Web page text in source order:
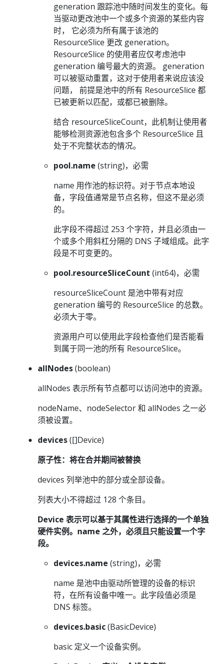
generation 跟踪池中随时间发生的变化。每
当驱动更改池中一个或多个资源的某些内容
时， 它必须为所有属于该池的
ResourceSlice 更改 generation。
ResourceSlice 的使用者应仅考虑池中
generation 编号最大的资源。 generation
可以被驱动重置，这对于使用者来说应该没
问题， 前提是池中的所有 ResourceSlice 都
已被更新以匹配，或都已被删除。
结合 resourceSliceCount，此机制让使用者
能够检测资源池包含多个 ResourceSlice 且
处于不完整状态的情况。
pool.name (string)，必需
name 用作池的标识符。对于节点本地设
备，字段值通常是节点名称，但这不是必须
的。
此字段不得超过 253 个字符，并且必须由一
个或多个用斜杠分隔的 DNS 子域组成。此字
段是不可变更的。
pool.resourceSliceCount (int64)，必需
resourceSliceCount 是池中带有对应
generation 编号的 ResourceSlice 的总数。
必须大于零。
资源用户可以使用此字段检查他们是否能看
到属于同一池的所有 ResourceSlice。
allNodes(boolean)
allNodes 表示所有节点都可以访问池中的资源。
nodeName、nodeSelector 和 allNodes 之一必
须被设置。
devices([]Device)
原子性：将在合并期间被替换
devices 列举池中的部分或全部设备。
列表大小不得超过 128 个条目。
Device 表示可以基于其属性进行选择的一个单独
硬件实例。name 之外，必须且只能设置一个字
段。
devices.name (string)，必需
name 是池中由驱动所管理的设备的标识
符，在所有设备中唯一。此字段值必须是
DNS 标签。
devices.basic(BasicDevice)
basic 定义一个设备实例。